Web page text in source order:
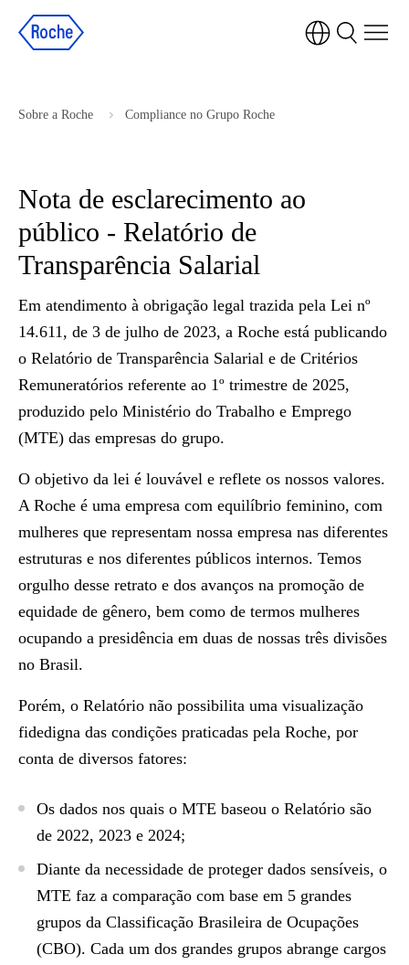
Observação:
este
um
acessibilidade.
Sobre a Roche Compliance no Grupo Roche
Nota de esclarecimento ao
público - Relatório de
Transparência Salarial
Em atendimento à obrigação legal trazida pela Lei nº
14.611, de 3 de julho de 2023, a Roche está publicando
o Relatório de Transparência Salarial e de Critérios
Remuneratórios referente ao 1º trimestre de 2025,
produzido pelo Ministério do Trabalho e Emprego
(MTE) das empresas do grupo.
O objetivo da lei é louvável e reflete os nossos valores.
A Roche é uma empresa com equilíbrio feminino, com
mulheres que representam nossa empresa nas diferentes
estruturas e nos diferentes públicos internos. Temos
orgulho desse retrato e dos avanços na promoção de
equidade de gênero, bem como de termos mulheres
ocupando a presidência em duas de nossas três divisões
no Brasil.
Porém, o Relatório não possibilita uma visualização
fidedigna das condições praticadas pela Roche, por
conta de diversos fatores:
Os dados nos quais o MTE baseou o Relatório são
de 2022, 2023 e 2024;
Diante da necessidade de proteger dados sensíveis, o
MTE faz a comparação com base em 5 grandes
grupos da Classificação Brasileira de Ocupações
(CBO). Cada um dos grandes grupos abrange cargos